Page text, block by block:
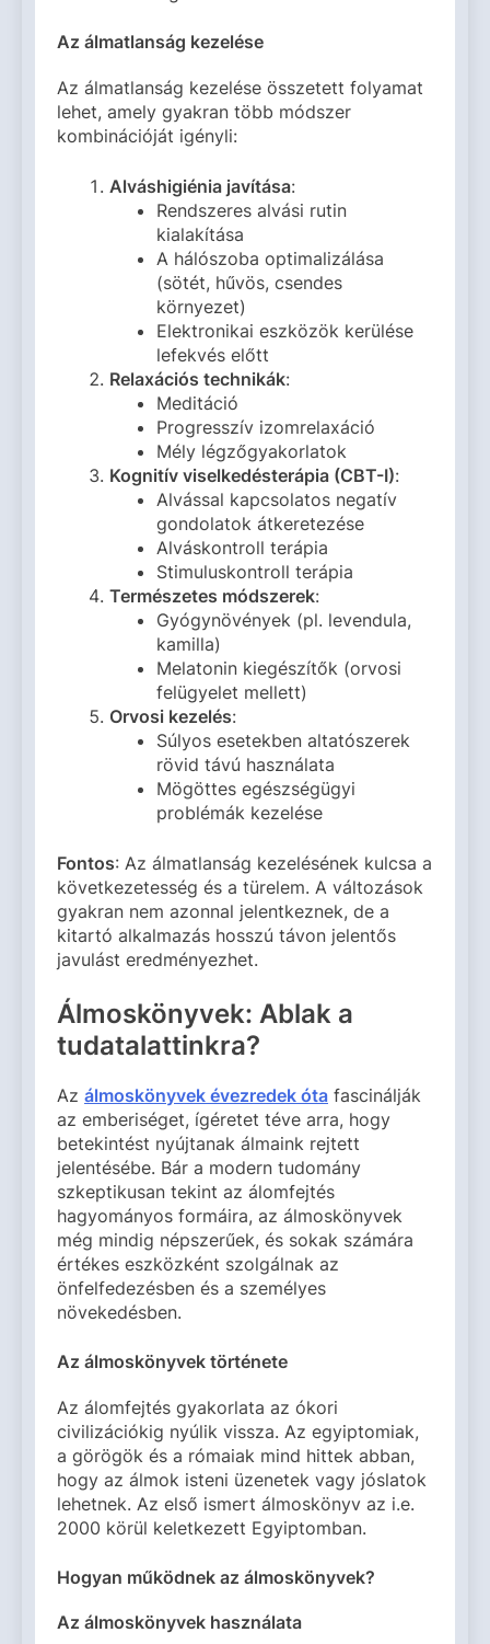
Az álmatlanság kezelése
Az álmatlanság kezelése összetett folyamat
lehet, amely gyakran több módszer
kombinációját igényli:
Alváshigiénia javítása:
Rendszeres alvási rutin
kialakítása
A hálószoba optimalizálása
(sötét, hűvös, csendes
környezet)
Elektronikai eszközök kerülése
lefekvés előtt
Relaxációs technikák:
Meditáció
Progresszív izomrelaxáció
Mély légzőgyakorlatok
Kognitív viselkedésterápia (CBT-I):
Alvással kapcsolatos negatív
gondolatok átkeretezése
Alváskontroll terápia
Stimuluskontroll terápia
Természetes módszerek:
Gyógynövények (pl. levendula,
kamilla)
Melatonin kiegészítők (orvosi
felügyelet mellett)
Orvosi kezelés:
Súlyos esetekben altatószerek
rövid távú használata
Mögöttes egészségügyi
problémák kezelése
Fontos: Az álmatlanság kezelésének kulcsa a
következetesség és a türelem. A változások
gyakran nem azonnal jelentkeznek, de a
kitartó alkalmazás hosszú távon jelentős
javulást eredményezhet.
Álmoskönyvek: Ablak a
tudatalattinkra?
Az álmoskönyvek évezredek óta fascinálják
az emberiséget, ígéretet téve arra, hogy
betekintést nyújtanak álmaink rejtett
jelentésébe. Bár a modern tudomány
szkeptikusan tekint az álomfejtés
hagyományos formáira, az álmoskönyvek
még mindig népszerűek, és sokak számára
értékes eszközként szolgálnak az
önfelfedezésben és a személyes
növekedésben.
Az álmoskönyvek története
Az álomfejtés gyakorlata az ókori
civilizációkig nyúlik vissza. Az egyiptomiak,
a görögök és a rómaiak mind hittek abban,
hogy az álmok isteni üzenetek vagy jóslatok
lehetnek. Az első ismert álmoskönyv az i.e.
2000 körül keletkezett Egyiptomban.
Hogyan működnek az álmoskönyvek?
Az álmoskönyvek használata